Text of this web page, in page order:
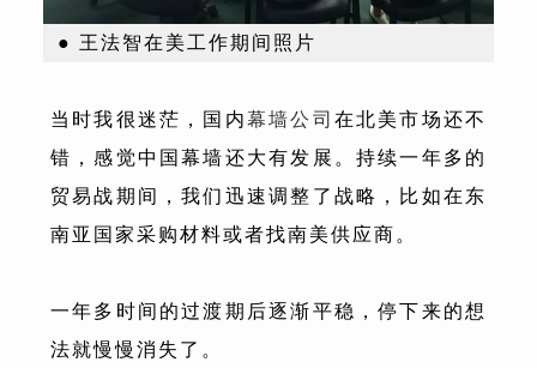
● 王法智在美工作期间照片
当时我很迷茫，国内幕墙公司 在北美市场还不
错，感觉中国幕墙还大有发展。持续一年多的
贸易战期间，我们迅速调整了战略，比如在东
南亚国家采购材料或者找南美供应商。
一年多时间的过渡期后逐渐平稳，停下来的想
法就慢慢消失了。